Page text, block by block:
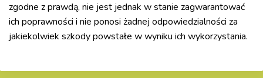
zgodne z prawdą, nie jest jednak w stanie zagwarantować
ich poprawności i nie ponosi żadnej odpowiedzialności za
jakiekolwiek szkody powstałe w wyniku ich wykorzystania.